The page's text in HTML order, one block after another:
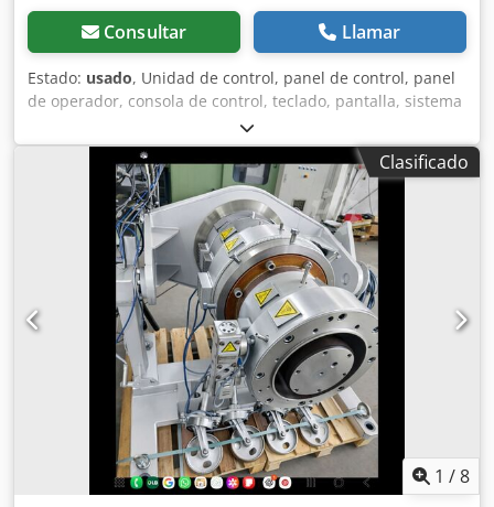
Consultar Llamar
Estado: usado, Unidad de control, panel de control, panel
de operador, consola de control, teclado, pantalla, sistema
de control, terminal portátil -Fabricante: Battenfeld,
unidad de control procedente de una máquina de
inyección BA-T2400 -Dimensiones: 380/120/85 mm (alto)
Dodpfogypvlsx Af Aeck -Peso: 1,7 kg
Clasificado
1 /8